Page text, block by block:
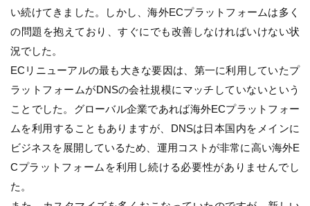
い続けてきました。しかし、海外ECプラットフォームは多く
の問題を抱えており、すぐにでも改善しなければいけない状
況でした。
ECリニューアルの最も大きな要因は、第一に利用していたプ
ラットフォームがDNSの会社規模にマッチしていないという
ことでした。グローバル企業であれば海外ECプラットフォー
ムを利用することもありますが、DNSは日本国内をメインに
ビジネスを展開しているため、運用コストが非常に高い海外E
Cプラットフォームを利用し続ける必要性がありませんでし
た。